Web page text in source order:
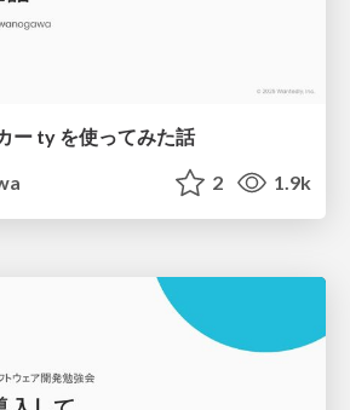
ー ty を使ってみた話
2 1.9k